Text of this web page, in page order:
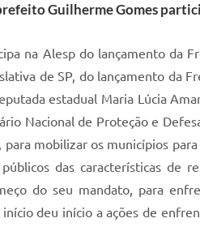
Guilherme Gomes
na Alesp do lançamento da
de SP, do lançamento da
estadual Maria Lúcia
Nacional de Proteção e
mobilizar os municípios
das características de
do seu mandato, para
início deu início a ações de